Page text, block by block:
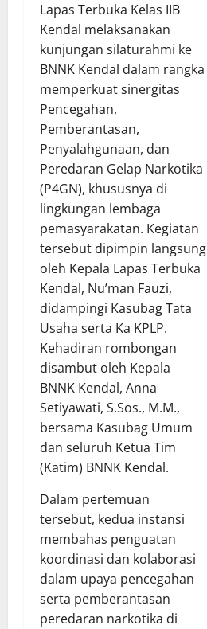
Lapas Terbuka Kelas IIB
Kendal melaksanakan
kunjungan silaturahmi ke
BNNK Kendal dalam rangka
memperkuat sinergitas
Pencegahan,
Pemberantasan,
Penyalahgunaan, dan
Peredaran Gelap Narkotika
(P4GN), khususnya di
lingkungan lembaga
pemasyarakatan. Kegiatan
tersebut dipimpin langsung
oleh Kepala Lapas Terbuka
Kendal, Nu’man Fauzi,
didampingi Kasubag Tata
Usaha serta Ka KPLP.
Kehadiran rombongan
disambut oleh Kepala
BNNK Kendal, Anna
Setiyawati, S.Sos., M.M.,
bersama Kasubag Umum
dan seluruh Ketua Tim
(Katim) BNNK Kendal.
Dalam pertemuan
tersebut, kedua instansi
membahas penguatan
koordinasi dan kolaborasi
dalam upaya pencegahan
serta pemberantasan
peredaran narkotika di